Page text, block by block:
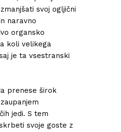
svoj ogljični
naravno
organsko
koli velikega
je ta vsestranski
prenese širok
jedi. S tem
svoje goste z